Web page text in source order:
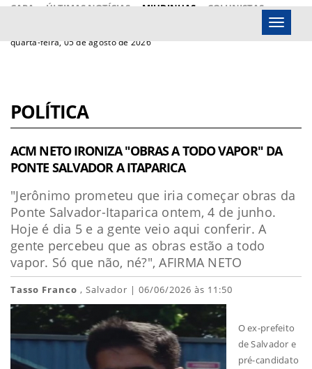
CAPA ÚLTIMAS NOTÍCIAS MIUDINHAS
COLUNISTAS
quarta-feira, 05 de agosto de 2026
Menu
POLÍTICA
ACM NETO IRONIZA "OBRAS A TODO VAPOR" DA
PONTE SALVADOR A ITAPARICA
"Jerônimo prometeu que iria começar obras da
Ponte Salvador-Itaparica ontem, 4 de junho.
Hoje é dia 5 e a gente veio aqui conferir. A
gente percebeu que as obras estão a todo
vapor. Só que não, né?", AFIRMA NETO
Tasso Franco , Salvador | 06/06/2026 às 11:50
O ex-prefeito
de Salvador e
pré-candidato